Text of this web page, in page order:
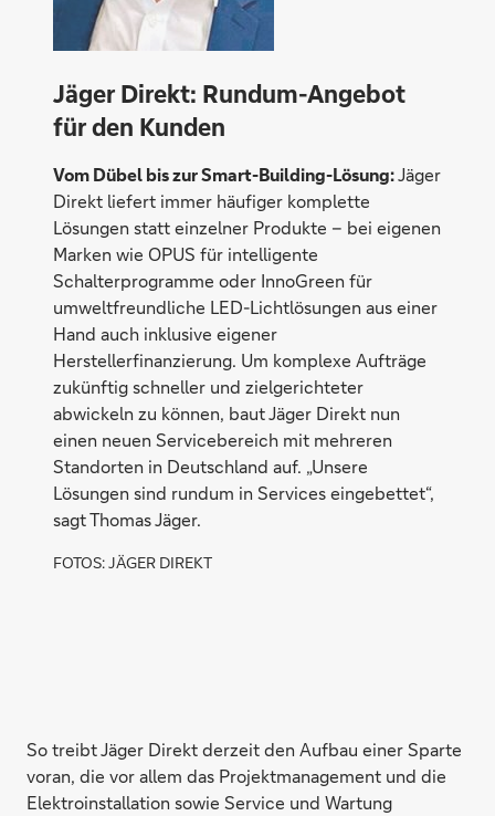
Jäger Direkt: Rundum-Angebot
für den Kunden
Vom Dübel bis zur Smart-Building-Lösung:Jäger
Direkt liefert immer häufiger komplette
Lösungen statt einzelner Produkte – bei eigenen
Marken wie OPUS für intelligente
Schalterprogramme oder InnoGreen für
umweltfreundliche LED-Lichtlösungen aus einer
Hand auch inklusive eigener
Herstellerfinanzierung. Um komplexe Auf­träge
zukünftig schneller und zielgerichteter
abwickeln zu können, baut Jäger Direkt nun
einen neuen Servicebereich mit mehreren
Standorten in Deutschland auf. „Unsere
Lösungen sind rundum in Services eingebettet“,
sagt Thomas Jäger.
FOTOS: JÄGER DIREKT
So treibt Jäger Direkt derzeit den Aufbau einer Sparte
voran, die vor allem das Projektmanagement und die
Elektroinstallation sowie Service und Wartung